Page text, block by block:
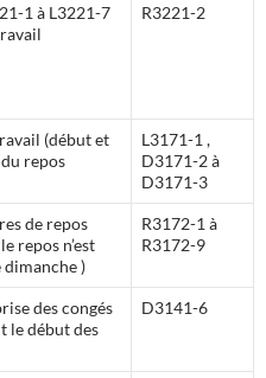
1 à L3221-7
R3221-2
(début et
repos
L3171-1 ,
D3171-2 à
D3171-3
de repos
repos n’est
dimanche )
R3172-1 à
R3172-9
des congés
le début des
D3141-6